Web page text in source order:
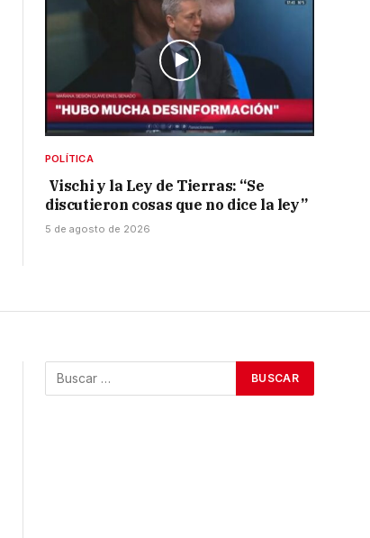
POLÍTICA
Vischi y la Ley de Tierras: “Se
discutieron cosas que no dice la ley”
5 de agosto de 2026